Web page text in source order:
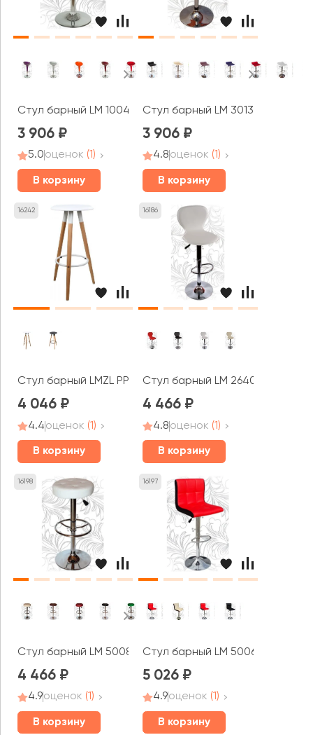
Стул барный LM 1004
3 906
5.0оценок (1)
В корзину
Стул барный LM 3013
3 906
4.8оценок (1)
В корзину
16242
Стул барный LMZL PP652
4 046
4.4оценок (1)
В корзину
16186
Стул барный LM 2640
4 466
4.8оценок (1)
В корзину
16198
Стул барный LM 5008
4 466
4.9оценок (1)
В корзину
16197
Стул барный LM 5006
5 026
4.9оценок (1)
В корзину